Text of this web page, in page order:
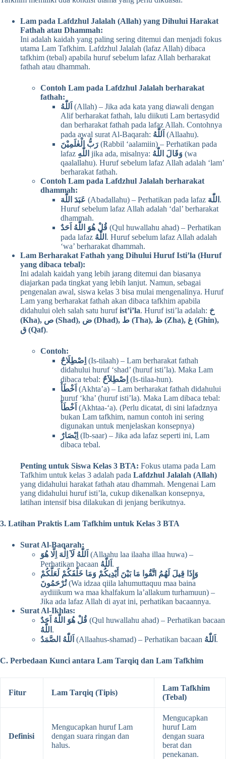
Lam pada Lafdzhul Jalalah (Allah) yang Dihului Harakat
Fathah atau Dhammah:
Ini adalah kaidah yang paling sering ditemui dan menjadi fokus
utama Lam Tafkhim. Lafdzhul Jalalah (lafaz Allah) dibaca
tafkhim (tebal) apabila huruf sebelum lafaz Allah berharakat
fathah atau dhammah.
Contoh Lam pada Lafdzhul Jalalah berharakat
fathah:
اَللّٰهُ (Allah) – Jika ada kata yang diawali dengan
Alif berharakat fathah, lalu diikuti Lam bertasydid
dan berharakat fathah pada lafaz Allah. Contohnya
pada awal surat Al-Baqarah: اَللّٰهُ (Allaahu).
رَبُّ الْعٰلَمِيْنَ (Rabbil ‘aalamiin) – Perhatikan pada
lafaz اللّٰهِ jika ada, misalnya: وَقَالَ اللّٰهُ (wa
qaalallahu). Huruf sebelum lafaz Allah adalah ‘lam’
berharakat fathah.
Contoh Lam pada Lafdzhul Jalalah berharakat
dhammah:
عَبَدَ اللّٰهَ (Abadallahu) – Perhatikan pada lafaz اللّٰهَ .
Huruf sebelum lafaz Allah adalah ‘dal’ berharakat
dhammah.
قُلْ هُوَ اللّٰهُ اَحَدٌ (Qul huwallahu ahad) – Perhatikan
pada lafaz اللّٰهُ . Huruf sebelum lafaz Allah adalah
‘wa’ berharakat dhammah.
Lam Berharakat Fathah yang Dihului Huruf Isti’la (Huruf
yang dibaca tebal):
Ini adalah kaidah yang lebih jarang ditemui dan biasanya
diajarkan pada tingkat yang lebih lanjut. Namun, sebagai
pengenalan awal, siswa kelas 3 bisa mulai mengenalinya. Huruf
Lam yang berharakat fathah akan dibaca tafkhim apabila
didahului oleh salah satu hurufist’i’la. Huruf isti’la adalah: خ
(Kha), ص (Shad), ض (Dhad), ط (Tha), ظ (Zha), غ (Ghin),
ق (Qaf).
Contoh:
اِصْطِلَاحٌ (Is-tilaah) – Lam berharakat fathah
didahului huruf ‘shad’ (huruf isti’la). Maka Lam
dibaca tebal: اِصْطِلاَحٌ (Is-tilaa-hun).
اَخْطَأَ (Akhta’a) – Lam berharakat fathah didahului
huruf ‘kha’ (huruf isti’la). Maka Lam dibaca tebal:
اَخْطَأَ (Akhtaa-‘a). (Perlu dicatat, di sini lafadznya
bukan Lam tafkhim, namun contoh ini sering
digunakan untuk menjelaskan konsepnya)
اِبْصَارٌ (Ib-saar) – Jika ada lafaz seperti ini, Lam
dibaca tebal.
Penting untuk Siswa Kelas 3 BTA: Fokus utama pada Lam
Tafkhim untuk kelas 3 adalah pada Lafdzhul Jalalah (Allah)
yang didahului harakat fathah atau dhammah. Mengenai Lam
yang didahului huruf isti’la, cukup dikenalkan konsepnya,
latihan intensif bisa dilakukan di jenjang berikutnya.
3. Latihan Praktis Lam Tafkhim untuk Kelas 3 BTA
Surat Al-Baqarah:
اَللّٰهُ لَآ اِلٰهَ اِلَّا هُوَ (Allaahu laa ilaaha illaa huwa) –
Perhatikan bacaan اَللّٰهُ .
وَإِذَا قِيلَ لَهُمُ اتَّقُوا مَا بَيْنَ أَيْدِيكُمْ وَمَا خَلْفَكُمْ لَعَلَّكُمْ
تُرْحَمُونَ(Wa idzaa qiila lahumuttaquu maa baina
aydiiikum wa maa khalfakum la’allakum turhamuun) –
Jika ada lafaz Allah di ayat ini, perhatikan bacaannya.
Surat Al-Ikhlas:
قُلْ هُوَ اللّٰهُ اَحَدٌ (Qul huwallahu ahad) – Perhatikan bacaan
اللّٰهُ .
اَللّٰهُ الصَّمَدُ (Allaahus-shamad) – Perhatikan bacaan اَللّٰهُ .
C. Perbedaan Kunci antara Lam Tarqiq dan Lam Tafkhim
Fitur Lam Tarqiq (Tipis)
Lam Tafkhim
(Tebal)
Definisi
Mengucapkan huruf Lam
dengan suara ringan dan
halus.
Mengucapkan
huruf Lam
dengan suara
berat dan
penekanan.